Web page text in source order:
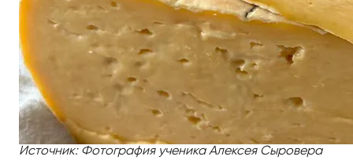
Источник: Фотография ученика Алексея Сыровера